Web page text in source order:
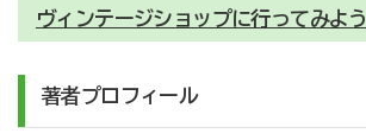
ヴィンテージショップに行ってみよう
著者プロフィール